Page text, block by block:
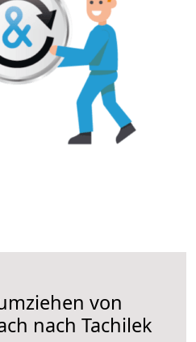
von
nach Tachilek